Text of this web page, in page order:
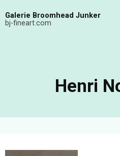
auGalerie Broomhead Junker
bj-fineart.com
Henri